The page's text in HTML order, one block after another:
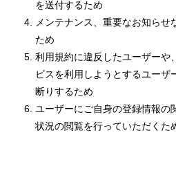
を送付するため
メンテナンス、重要なお知ら
ため
利用規約に違反したユーザーや
ビスを利用しようとするユーザ
断りするため
ユーザーにご自身の登録情報の
状況の閲覧を行っていただくた